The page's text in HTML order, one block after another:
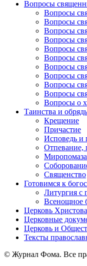
Вопросы
Вопросы
Вопросы
Вопросы
Вопросы
Вопросы
Вопросы
Вопросы
Вопросы
Вопросы
Вопросы
Вопросы о
Таинства и
Крещение
Причастие
Исповедь и
Отпевание,
Священство
Готовимся к
Литургия с
Всенощное
Церковь Христова
Церковные
Церковь и
Тексты
© Журнал Фома. Все